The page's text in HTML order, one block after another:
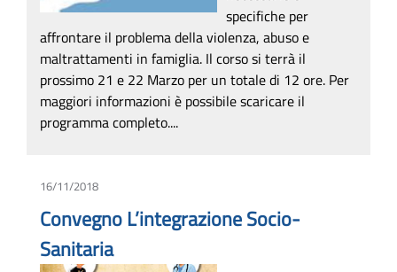
specifiche per
affrontare il problema della violenza, abuso e
maltrattamenti in famiglia. Il corso si terrà il
prossimo 21 e 22 Marzo per un totale di 12 ore. Per
maggiori informazioni è possibile scaricare il
programma completo....
16/11/2018
Convegno L’integrazione Socio-
Sanitaria